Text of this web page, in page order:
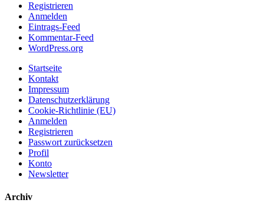
Registrieren
Anmelden
Eintrags-Feed
Kommentar-Feed
WordPress.org
Startseite
Kontakt
Impressum
Datenschutzerklärung
Cookie-Richtlinie (EU)
Anmelden
Registrieren
Passwort zurücksetzen
Profil
Konto
Newsletter
Archiv